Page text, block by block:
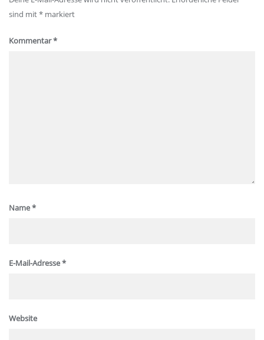
sind mit* markiert
Kommentar*
Name*
E-Mail-Adresse*
Website